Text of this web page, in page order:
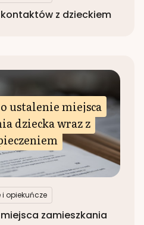
z dzieckiem
ustalenie miejsca
dziecka wraz z
i opiekuńcze
zamieszkania